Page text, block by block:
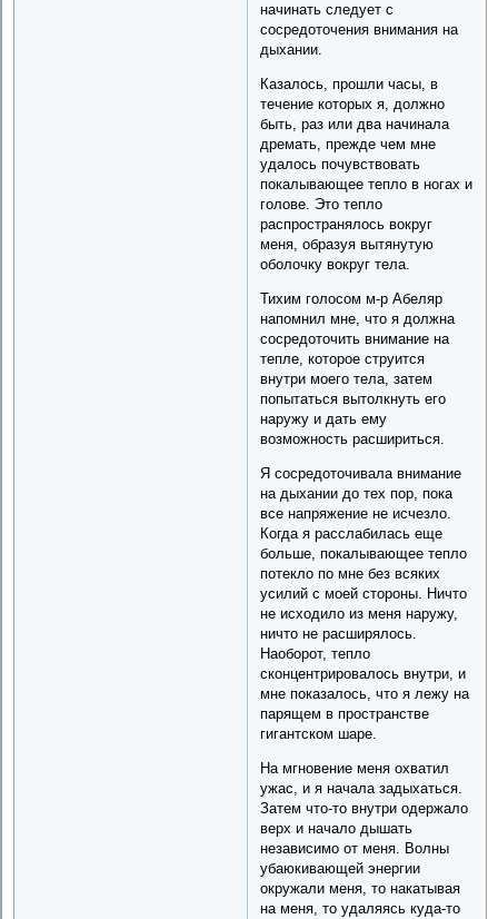
начинать следует с
сосредоточения внимания на
дыхании.
Казалось, прошли часы, в
течение которых я, должно
быть, раз или два начинала
дремать, прежде чем мне
удалось почувствовать
покалывающее тепло в ногах и
голове. Это тепло
распространялось вокруг
меня, образуя вытянутую
оболочку вокруг тела.
Тихим голосом м-р Абеляр
напомнил мне, что я должна
сосредоточить внимание на
тепле, которое струится
внутри моего тела, затем
попытаться вытолкнуть его
наружу и дать ему
возможность расшириться.
Я сосредоточивала внимание
на дыхании до тех пор, пока
все напряжение не исчезло.
Когда я расслабилась еще
больше, покалывающее тепло
потекло по мне без всяких
усилий с моей стороны. Ничто
не исходило из меня наружу,
ничто не расширялось.
Наоборот, тепло
сконцентрировалось внутри, и
мне показалось, что я лежу на
парящем в пространстве
гигантском шаре.
На мгновение меня охватил
ужас, и я начала задыхаться.
Затем что-то внутри одержало
верх и начало дышать
независимо от меня. Волны
убаюкивающей энергии
окружали меня, то накатывая
на меня, то удаляясь куда-то